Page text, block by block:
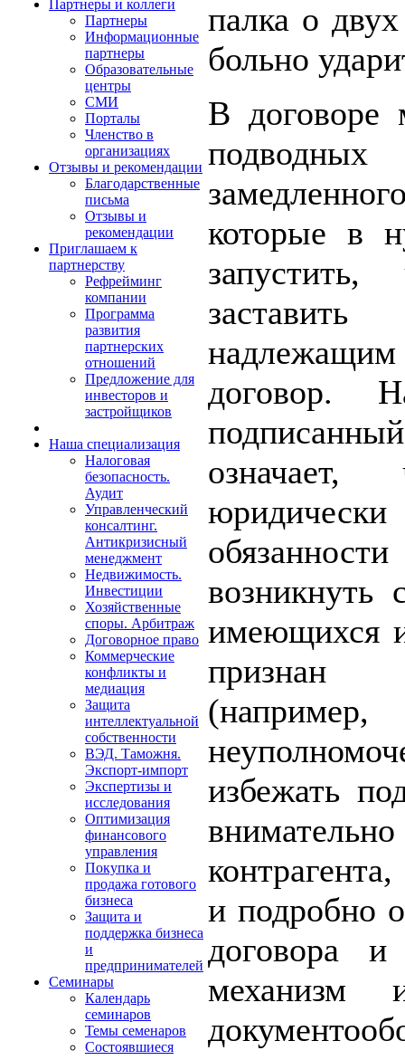
Партнеры и коллеги
Партнеры
Информационные
партнеры
Образовательные
центры
СМИ
Порталы
Членство в
организациях
Отзывы и рекомендации
Благодарственные
письма
Отзывы и
рекомендации
Приглашаем к
партнерству
Рефрейминг
компании
Программа
развития
партнерских
отношений
Предложение для
инвесторов и
застройщиков
Наша специализация
Налоговая
безопасность.
Аудит
Управленческий
консалтинг.
Антикризисный
менеджмент
Недвижимость.
Инвестиции
Хозяйственные
споры. Арбитраж
Договорное право
Коммерческие
конфликты и
медиация
Защита
интеллектуальной
собственности
ВЭД. Таможня.
Экспорт-импорт
Экспертизы и
исследования
Оптимизация
финансового
управления
Покупка и
продажа готового
бизнеса
Защита и
поддержка бизнеса
и
предпринимателей
Семинары
Календарь
семинаров
Темы семенаров
Состоявшиеся
палка о
больно
В договоре
которые в
договор.
возникнуть
имеющихся
признан
избежать
и подробно
договора и
механизм